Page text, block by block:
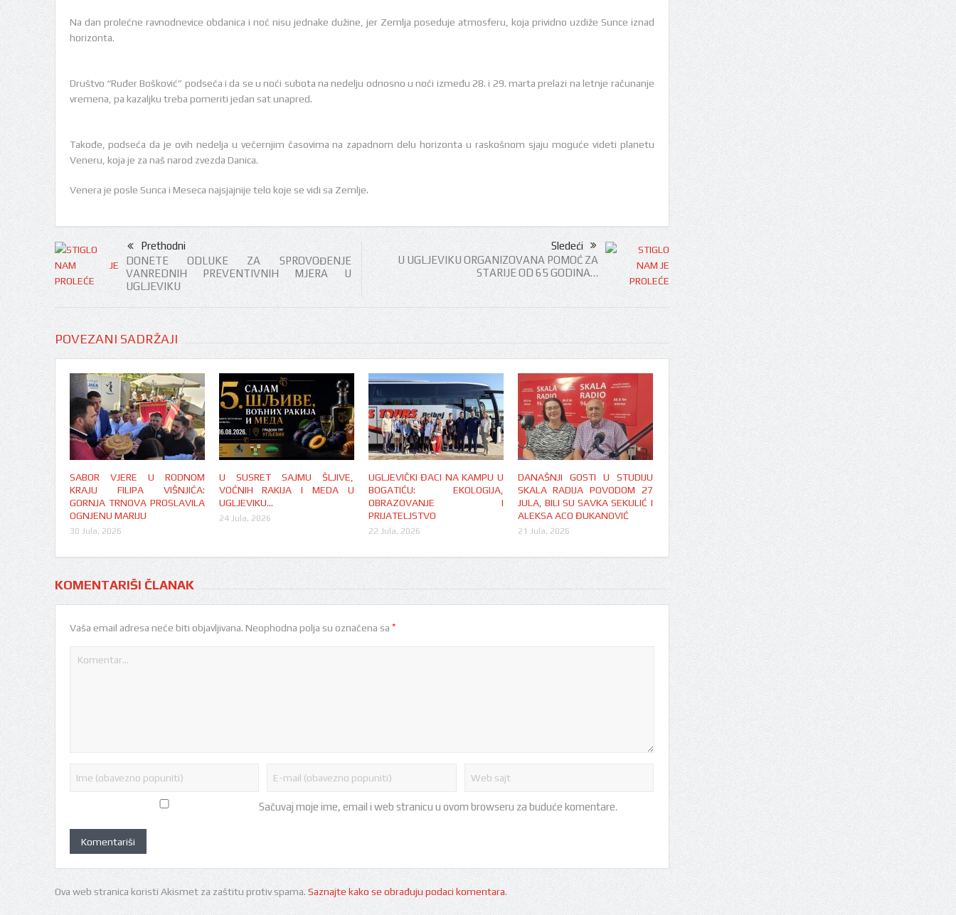
Na dan prolećne ravnodnevice obdanica i noć nisu jednake dužine, jer Zemlja poseduje atmosferu, koja prividno uzdiže Sunce iznad
horizonta.
Društvo “Ruđer Bošković” podseća i da se u noći subota na nedelju odnosno u noći između 28. i 29. marta prelazi na letnje računanje
vremena, pa kazaljku treba pomeriti jedan sat unapred.
Takođe, podseća da je ovih nedelja u večernjim časovima na zapadnom delu horizonta u raskošnom sjaju moguće videti planetu
Veneru, koja je za naš narod zvezda Danica.
Venera je posle Sunca i Meseca najsjajnije telo koje se vidi sa Zemlje.
Prethodni
DONETE ODLUKE ZA SPROVOĐENJE
VANREDNIH PREVENTIVNIH MJERA U
UGLJEVIKU
Sledeći
U UGLJEVIKU ORGANIZOVANA POMOĆ ZA
STARIJE OD 65 GODINA…
POVEZANI SADRŽAJI
SABOR VJERE U RODNOM
KRAJU FILIPA VIŠNJIĆA:
GORNJA TRNOVA PROSLAVILA
OGNJENU MARIJU
30 Jula, 2026
U SUSRET SAJMU ŠLJIVE,
VOĆNIH RAKIJA I MEDA U
UGLJEVIKU…
24 Jula, 2026
UGLJEVIČKI ĐACI NA KAMPU U
BOGATIĆU: EKOLOGIJA,
OBRAZOVANJE I
PRIJATELJSTVO
22 Jula, 2026
DANAŠNJI GOSTI U STUDIJU
SKALA RADIJA POVODOM 27
JULA, BILI SU SAVKA SEKULIĆ I
ALEKSA ACO ĐUKANOVIĆ
21 Jula, 2026
KOMENTARIŠI ČLANAK
Vaša email adresa neće biti objavljivana. Neophodna polja su označena sa *
Sačuvaj moje ime, email i web stranicu u ovom browseru za buduće komentare.
Ova web stranica koristi Akismet za zaštitu protiv spama. Saznajte kako se obrađuju podaci komentara.